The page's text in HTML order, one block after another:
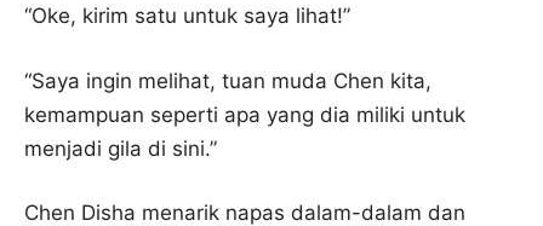
“Oke, kirim satu untuk saya lihat!”
“Saya ingin melihat, tuan muda Chen kita,
kemampuan seperti apa yang dia miliki untuk
menjadi gila di sini.”
Chen Disha menarik napas dalam-dalam dan